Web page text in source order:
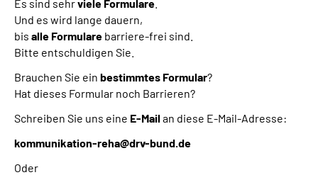
Es sind sehrviele Formulare
Und es wird lange dauern,
bis alle Formulare barriere-frei sind.
Bitte entschuldigen Sie.
Brauchen Sie ein bestimmtes Formular?
Hat dieses Formular noch Barrieren?
Schreiben Sie uns eine E-Mailan diese E-Mail-Adresse:
kommunikation-reha@drv-bund.de
Oder